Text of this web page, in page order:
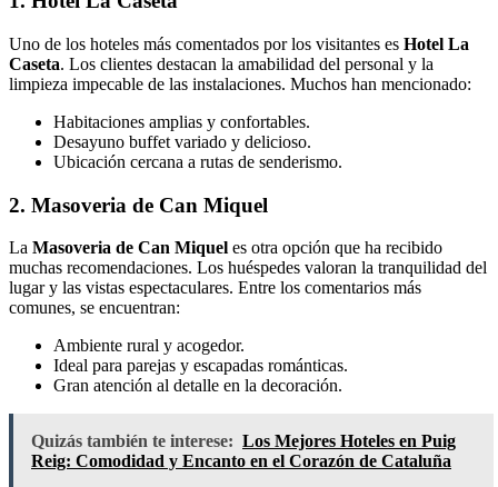
Uno de los hoteles más comentados por los visitantes es Hotel La
Caseta. Los clientes destacan la amabilidad del personal y la
limpieza impecable de las instalaciones. Muchos han mencionado:
Habitaciones amplias y confortables.
Desayuno buffet variado y delicioso.
Ubicación cercana a rutas de senderismo.
2. Masoveria de Can Miquel
La Masoveria de Can Miquel es otra opción que ha recibido
muchas recomendaciones. Los huéspedes valoran la tranquilidad del
lugar y las vistas espectaculares. Entre los comentarios más
comunes, se encuentran:
Ambiente rural y acogedor.
Ideal para parejas y escapadas románticas.
Gran atención al detalle en la decoración.
Quizás también te interese: Los Mejores Hoteles en Puig
Reig: Comodidad y Encanto en el Corazón de Cataluña